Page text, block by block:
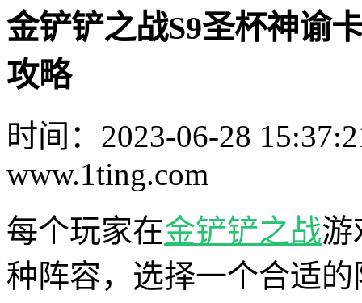
金铲铲之战S9圣杯神谕
攻略
时间：2023-06-28
www.1ting.com
每个玩家在金铲铲之战游
种阵容，选择一个合适